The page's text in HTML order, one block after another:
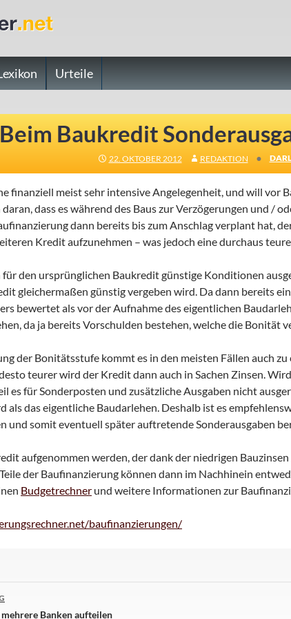
Urteile
Beim Baukredit
22. OKTOBER 2012 REDAKTION •
finanziell meist sehr intensive Angelegenheit, und will vor
dass es während des Baus zur Verzögerungen und /
dann bereits bis zum Anschlag verplant hat,
Kredit aufzunehmen – was jedoch eine durchaus
für den ursprünglichen Baukredit günstige Konditionen
gleichermaßen günstig vergeben wird. Da dann bereits
bewertet als vor der Aufnahme des eigentlichen
da ja bereits Vorschulden bestehen, welche die Bonität
der Bonitätsstufe kommt es in den meisten Fällen auch
teurer wird der Kredit dann auch in Sachen Zinsen.
es für Sonderposten und zusätzliche Ausgaben nicht
als das eigentliche Baudarlehen. Deshalb ist es
und somit eventuell später auftretende Sonderausgaben
aufgenommen werden, der dank der niedrigen
der Baufinanzierung können dann im Nachhinein
Budgetrechner und weitere Informationen zur
baufinanzierungen/
Banken aufteilen